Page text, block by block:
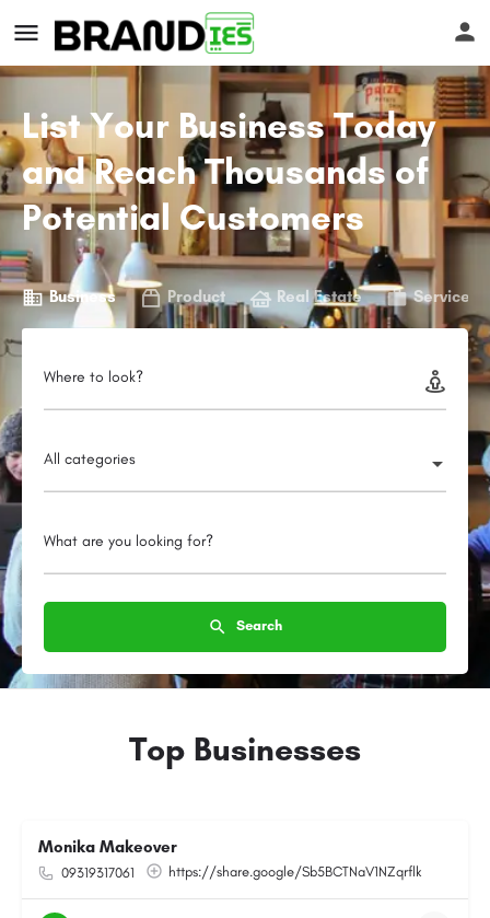
List Your Business Today
and Reach Thousands of
Potential Customers
Business Product Real Estate Service
Where to look?
All categories
What are you looking for?
Search
Top Businesses
Monika Makeover
09319317061 https://share.google/Sb5BCTNaV1NZqrflk